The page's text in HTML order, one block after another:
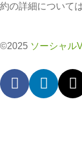
約の詳細について
©2025 ソーシャル